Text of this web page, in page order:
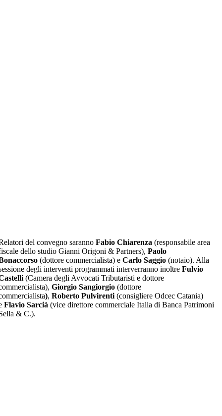
del convegno sarannoFabio Chiarenza (responsabile area
dello studio Gianni Origoni & Partners),Paolo
(dottore commercialista) eCarlo Saggio (notaio). Alla
degli interventi programmati interverranno inoltreFulvio
(Camera degli Avvocati Tributaristi e dottore
Giorgio Sangiorgio (dottore
), Roberto Pulvirenti (consigliere Odcec Catania)
Flavio Sarcià (vice direttore commerciale Italia di Banca Patrimoni
& C.).